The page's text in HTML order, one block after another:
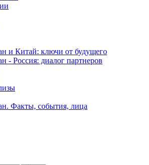
и Китай: ключи от будущего
- Россия: диалог партнеров
Факты, события, лица